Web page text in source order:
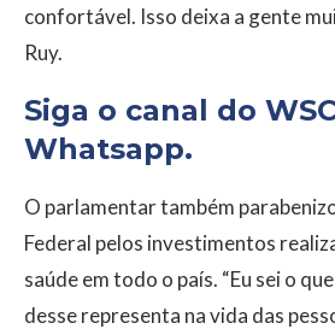
confortável. Isso deixa a gente
Ruy.
Siga o canal do
Whatsapp.
O parlamentar também
Federal pelos investimentos
saúde em todo o país. “Eu sei o
desse representa na vida das